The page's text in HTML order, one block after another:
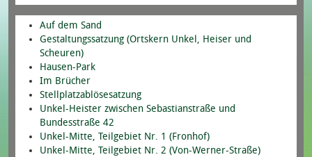
Auf dem Sand
Gestaltungssatzung (Ortskern Unkel, Heiser und
Scheuren)
Hausen-Park
Im Brücher
Stellplatzablösesatzung
Unkel-Heister zwischen Sebastianstraße und
Bundesstraße 42
Unkel-Mitte, Teilgebiet Nr. 1 (Fronhof)
Unkel-Mitte, Teilgebiet Nr. 2 (Von-Werner-Straße)